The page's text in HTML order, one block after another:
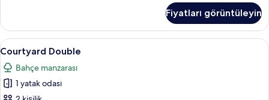
hakkında
daha
fazla
detay
Fiyatları görüntüleyin
Courtyard
Double
için
tüm
Courtyard Double | Odada kasa,
7
Courtyard Double
Bahçe manzarası
1 yatak odası